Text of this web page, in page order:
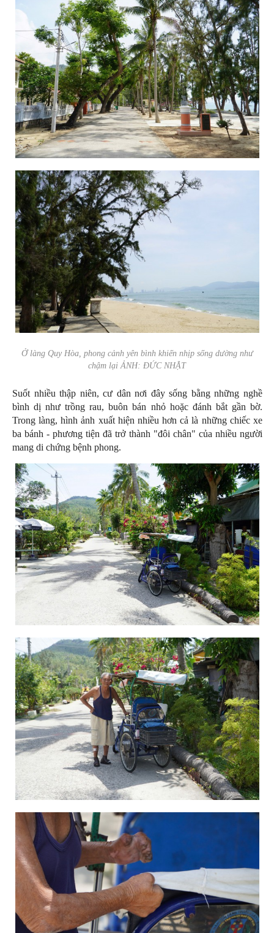
Ở làng Quy Hòa, phong cảnh yên bình khiến nhịp sống dường như
chậm lại ẢNH: ĐỨC NHẬT
Suốt nhiều thập niên, cư dân nơi đây sống bằng những nghề
bình dị như trồng rau, buôn bán nhỏ hoặc đánh bắt gần bờ.
Trong làng, hình ảnh xuất hiện nhiều hơn cả là những chiếc xe
ba bánh - phương tiện đã trở thành "đôi chân" của nhiều người
mang di chứng bệnh phong.